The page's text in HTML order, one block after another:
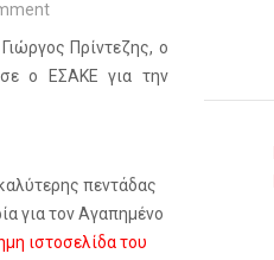
Πρίντεζης, ο
ο ΕΣΑΚΕ για την
πεντάδας
για τον Αγαπημένο
ιστοσελίδα του